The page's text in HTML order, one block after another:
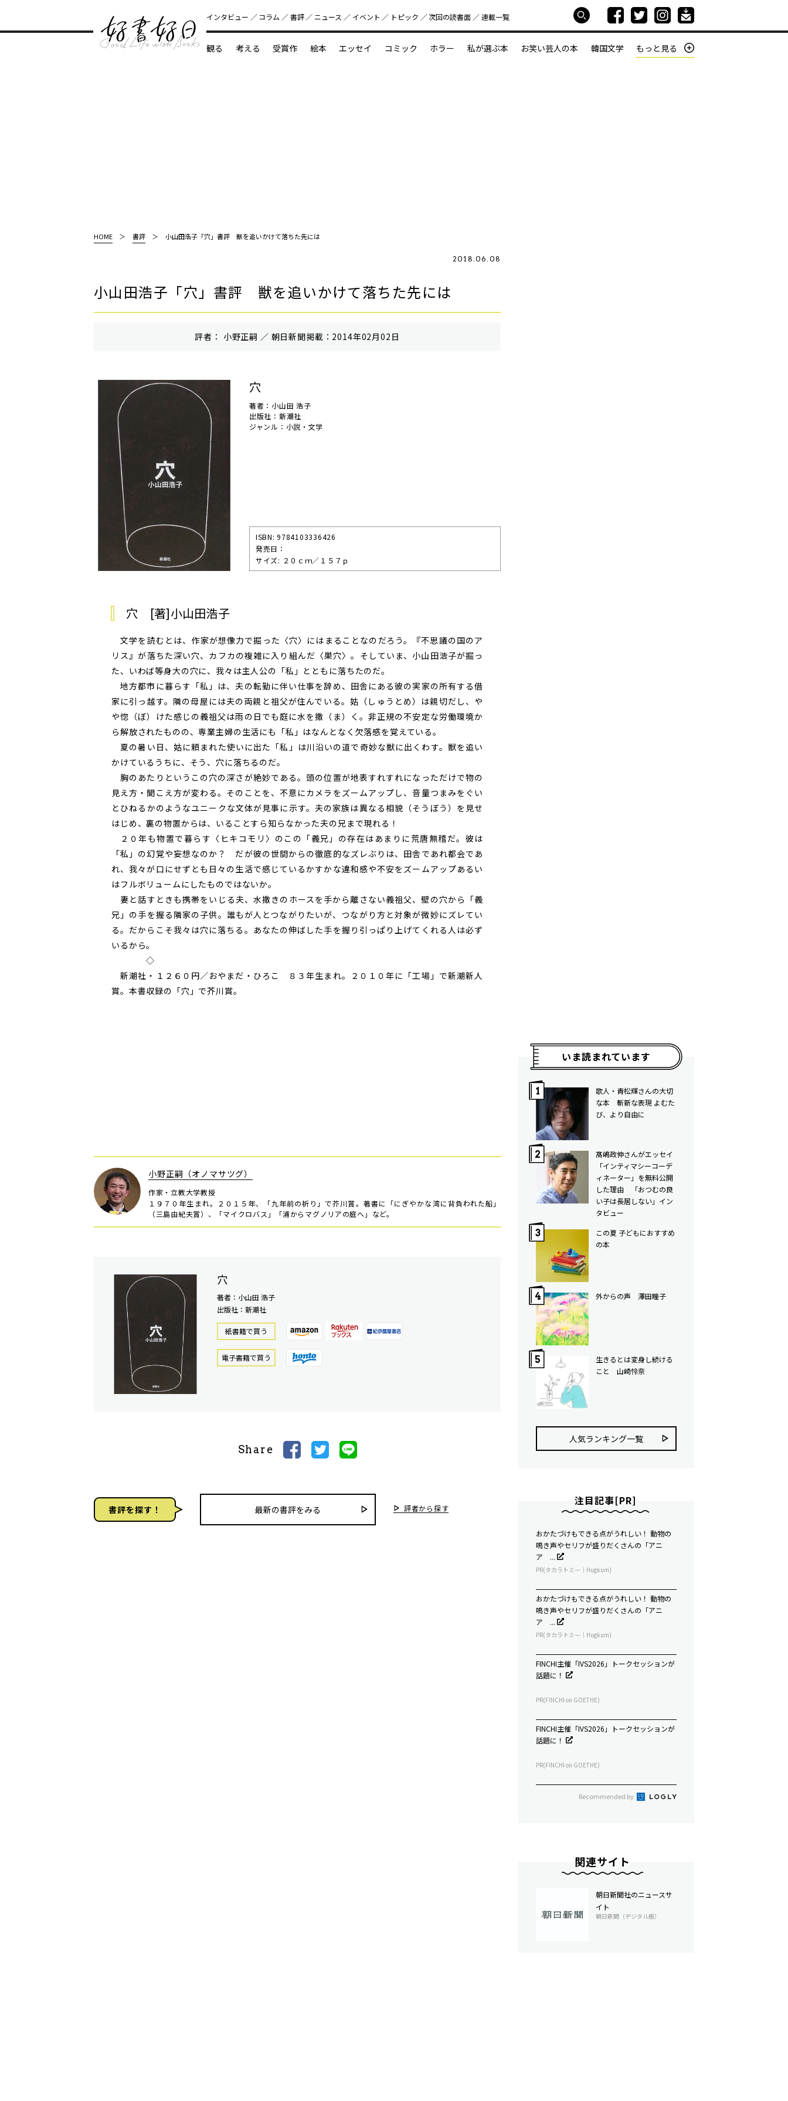
好書好日
インタビュー コラム 書評 ニュース イベント トピック 次回の読書⾯ 連載一覧
観る 考える 受賞作 絵本 エッセイ コミック ホラー 私が選ぶ本 お笑い芸人の本 韓国文学 もっと見る
HOME 書評 小山田浩子「穴」書評 獣を追いかけて落ちた先には
2018.06.08
小山田浩子「穴」書評 獣を追いかけて落ちた先には
評者： 小野正嗣 ／ 朝⽇新聞掲載：2014年02月02日
穴
著者：小山田 浩子
出版社：新潮社
ジャンル：小説・文学
ISBN: 9784103336426
発売⽇：
サイズ: ２０ｃｍ／１５７ｐ
穴 [著]小山田浩子
文学を読むとは、作家が想像力で掘った〈穴〉にはまることなのだろう。『不思議の国のア
リス』が落ちた深い穴、カフカの複雑に入り組んだ〈巣穴〉。そしていま、小山田浩子が掘っ
た、いわば等身大の穴に、我々は主人公の「私」とともに落ちたのだ。
地方都市に暮らす「私」は、夫の転勤に伴い仕事を辞め、田舎にある彼の実家の所有する借
家に引っ越す。隣の母屋には夫の両親と祖父が住んでいる。姑（しゅうとめ）は親切だし、や
や惚（ぼ）けた感じの義祖父は雨の日でも庭に水を撒（ま）く。非正規の不安定な労働環境か
ら解放されたものの、専業主婦の生活にも「私」はなんとなく欠落感を覚えている。
夏の暑い日、姑に頼まれた使いに出た「私」は川沿いの道で奇妙な獣に出くわす。獣を追い
かけているうちに、そう、穴に落ちるのだ。
胸のあたりというこの穴の深さが絶妙である。頭の位置が地表すれすれになっただけで物の
見え方・聞こえ方が変わる。そのことを、不意にカメラをズームアップし、音量つまみをぐい
とひねるかのようなユニークな文体が見事に示す。夫の家族は異なる相貌（そうぼう）を見せ
はじめ、裏の物置からは、いることすら知らなかった夫の兄まで現れる！
２０年も物置で暮らす〈ヒキコモリ〉のこの「義兄」の存在はあまりに荒唐無稽だ。彼は
「私」の幻覚や妄想なのか？ だが彼の世間からの徹底的なズレぶりは、田舎であれ都会であ
れ、我々が口にせずとも日々の生活で感じているかすかな違和感や不安をズームアップあるい
はフルボリュームにしたものではないか。
妻と話すときも携帯をいじる夫、水撒きのホースを手から離さない義祖父、壁の穴から「義
兄」の手を握る隣家の子供。誰もが人とつながりたいが、つながり方と対象が微妙にズレてい
る。だからこそ我々は穴に落ちる。あなたの伸ばした手を握り引っぱり上げてくれる人は必ず
いるから。
◇
新潮社・１２６０円／おやまだ・ひろこ ８３年生まれ。２０１０年に「工場」で新潮新人
賞。本書収録の「穴」で芥川賞。
小野正嗣（オノマサツグ）
作家・立教大学教授
１９７０年生まれ。２０１５年、「九年前の祈り」で芥川賞。著書に「にぎやかな湾に背負われた船」
（三島由紀夫賞）、「マイクロバス」「浦からマグノリアの庭へ」など。
穴
著者：小山田 浩子
出版社：新潮社
紙書籍で買う
電⼦書籍で買う
Share
書評を探す！ 最新の書評をみる 評者から探す
いま読まれています
歌人・青松輝さんの大切
な本 斬新な表現 よむた
び、より自由に
髙嶋政伸さんがエッセイ
「インティマシーコーデ
ィネーター」を無料公開
した理由 「おつむの良
い子は長居しない」イン
タビュー
この夏 子どもにおすすめ
の本
外からの声 澤田瞳子
生きるとは変身し続ける
こと 山崎怜奈
人気ランキング⼀覧
注目記事[PR]
おかたづけもできる点がうれしい！ 動物の
鳴き声やセリフが盛りだくさんの「アニ
ア ...
PR(タカラトミー｜Hugkum)
おかたづけもできる点がうれしい！ 動物の
鳴き声やセリフが盛りだくさんの「アニ
ア ...
PR(タカラトミー｜Hugkum)
FINCHI主催「IVS2026」トークセッションが
話題に！
PR(FINCHI on GOETHE)
FINCHI主催「IVS2026」トークセッションが
話題に！
PR(FINCHI on GOETHE)
Recommended by
関連サイト
朝日新聞社のニュースサ
イト
朝日新聞（デジタル版）